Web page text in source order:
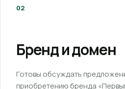
02
Бренд и домен
Готовы обсуждать
приобретению бренда